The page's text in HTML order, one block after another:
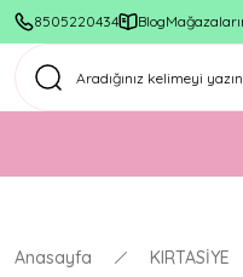
8505220434 Blog
Anasayfa KIRTASİYE